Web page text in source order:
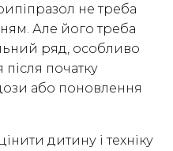
не треба
Але його треба
ряд, особливо
початку
або поновлення
дитину і техніку